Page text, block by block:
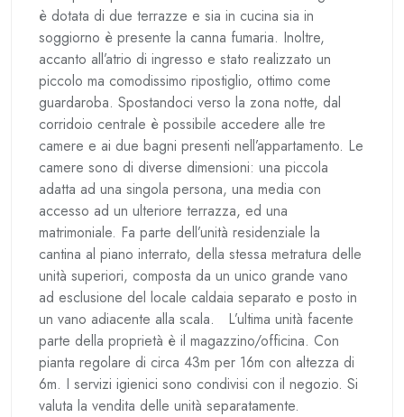
è dotata di due terrazze e sia in cucina sia in
soggiorno è presente la canna fumaria. Inoltre,
accanto all’atrio di ingresso e stato realizzato un
piccolo ma comodissimo ripostiglio, ottimo come
guardaroba. Spostandoci verso la zona notte, dal
corridoio centrale è possibile accedere alle tre
camere e ai due bagni presenti nell’appartamento. Le
camere sono di diverse dimensioni: una piccola
adatta ad una singola persona, una media con
accesso ad un ulteriore terrazza, ed una
matrimoniale. Fa parte dell’unità residenziale la
cantina al piano interrato, della stessa metratura delle
unità superiori, composta da un unico grande vano
ad esclusione del locale caldaia separato e posto in
un vano adiacente alla scala. L’ultima unità facente
parte della proprietà è il magazzino/officina. Con
pianta regolare di circa 43m per 16m con altezza di
6m. I servizi igienici sono condivisi con il negozio. Si
valuta la vendita delle unità separatamente.